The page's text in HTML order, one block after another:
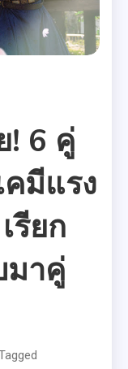
! 6 คู่
มีแรง
รียก
มาคู่